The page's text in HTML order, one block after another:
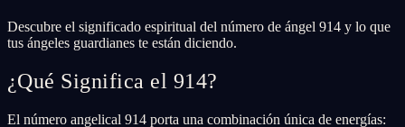
Descubre el significado espiritual del número de ángel 914 y lo que
tus ángeles guardianes te están diciendo.
¿Qué Significa el 914?
El número angelical 914 porta una combinación única de energías: